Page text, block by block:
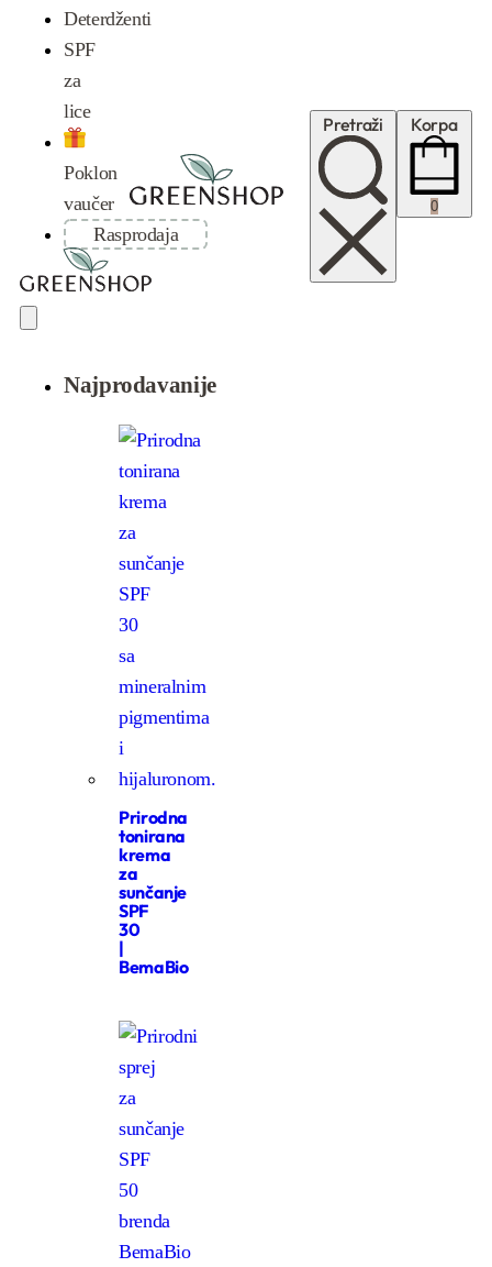
Deterdženti
SPF
za
lice
Poklon
vaučer
Rasprodaja
Najprodavanije
Prirodna
tonirana
krema
za
sunčanje
SPF
30
|
BemaBio
Pretraži Korpa
0